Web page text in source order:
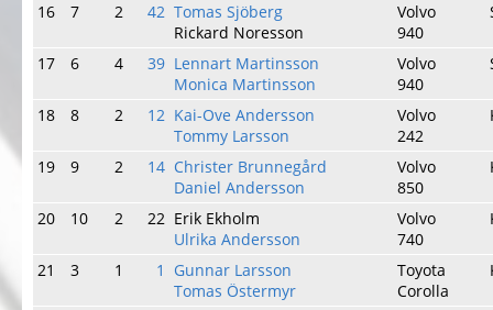
16 7 2 42 Tomas Sjöberg
Rickard Noresson
Volvo
940
17 6 4 39 Lennart Martinsson
Monica Martinsson
Volvo
940
18 8 2 12 Kai-Ove Andersson
Tommy Larsson
Volvo
242
19 9 2 14 Christer Brunnegård
Daniel Andersson
Volvo
850
20 10 2 22 Erik Ekholm
Ulrika Andersson
Volvo
740
21 3 1 1
Gunnar Larsson
Tomas Östermyr
Toyota
Corolla